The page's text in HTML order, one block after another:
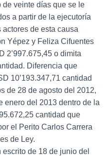
de veinte días que se le
a partir de la ejecutoría
de esta causa
Yépez y Feliza Cifuentes
2’997.675,45 o dimita
Diferencia que
10’193.347,71 cantidad
de 28 de agosto del 2012,
enero del 2013 dentro de la
cantidad que
el Perito Carlos Carrera
de Ley.
de 18 de junio del